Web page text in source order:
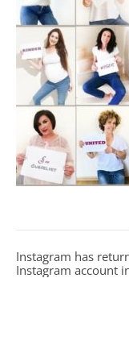
Instagram has
Instagram account